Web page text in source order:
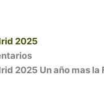
2025
2025 Un año mas